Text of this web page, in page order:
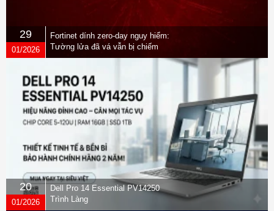
29
01/2026
Fortinet dính zero-day nguy hiểm:
Tường lửa đã vá vẫn bị chiếm
quyền
20
01/2026
Dell Pro 14 Essential PV14250
Trình Làng